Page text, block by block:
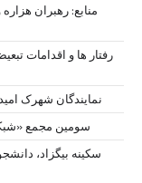
منابع: رهبران
رفتار ها و اقدامات
نمايندگان شهرک
سومین مجمع
سکینه بیگزاد،